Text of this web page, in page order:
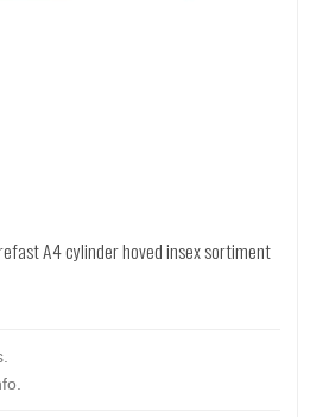
A4 cylinder hoved insex sortiment